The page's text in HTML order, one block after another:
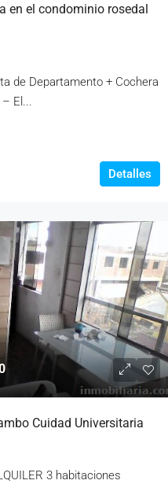
en el condominio rosedal
de Departamento + Cochera
El...
Detalles
Cuidad Universitaria
3 habitaciones